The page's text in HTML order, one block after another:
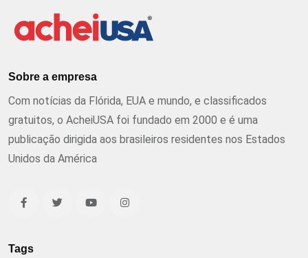
Sobre a empresa
Com notícias da Flórida, EUA e mundo, e classificados
gratuitos, o AcheiUSA foi fundado em 2000 e é uma
publicação dirigida aos brasileiros residentes nos Estados
Unidos da América
Tags